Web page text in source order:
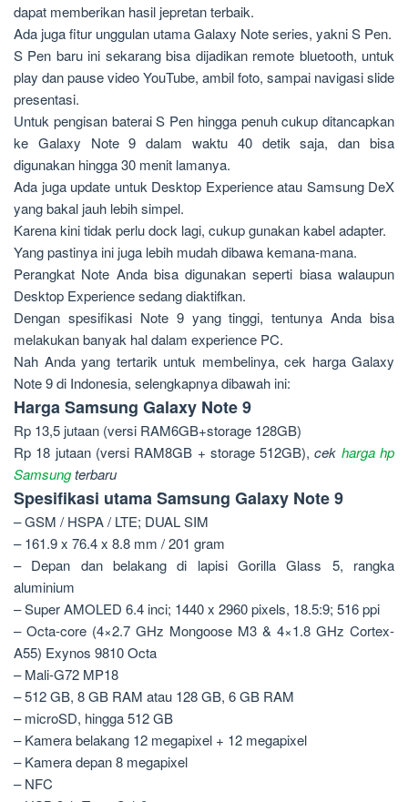
dapat memberikan hasil jepretan terbaik.
Ada juga fitur unggulan utama Galaxy Note series, yakni S Pen.
S Pen baru ini sekarang bisa dijadikan remote bluetooth, untuk
play dan pause video YouTube, ambil foto, sampai navigasi slide
presentasi.
Untuk pengisan baterai S Pen hingga penuh cukup ditancapkan
ke Galaxy Note 9 dalam waktu 40 detik saja, dan bisa
digunakan hingga 30 menit lamanya.
Ada juga update untuk Desktop Experience atau Samsung DeX
yang bakal jauh lebih simpel.
Karena kini tidak perlu dock lagi, cukup gunakan kabel adapter.
Yang pastinya ini juga lebih mudah dibawa kemana-mana.
Perangkat Note Anda bisa digunakan seperti biasa walaupun
Desktop Experience sedang diaktifkan.
Dengan spesifikasi Note 9 yang tinggi, tentunya Anda bisa
melakukan banyak hal dalam experience PC.
Nah Anda yang tertarik untuk membelinya, cek harga Galaxy
Note 9 di Indonesia, selengkapnya dibawah ini:
Harga Samsung Galaxy Note 9
Rp 13,5 jutaan (versi RAM6GB+storage 128GB)
Rp 18 jutaan (versi RAM8GB + storage 512GB),cek harga hp
Samsungterbaru
Spesifikasi utama Samsung Galaxy Note 9
– GSM / HSPA / LTE; DUAL SIM
– 161.9 x 76.4 x 8.8 mm / 201 gram
– Depan dan belakang di lapisi Gorilla Glass 5, rangka
aluminium
– Super AMOLED 6.4 inci; 1440 x 2960 pixels, 18.5:9; 516 ppi
– Octa-core (4×2.7 GHz Mongoose M3 & 4×1.8 GHz Cortex-
A55) Exynos 9810 Octa
– Mali-G72 MP18
– 512 GB, 8 GB RAM atau 128 GB, 6 GB RAM
– microSD, hingga 512 GB
– Kamera belakang 12 megapixel + 12 megapixel
– Kamera depan 8 megapixel
– NFC